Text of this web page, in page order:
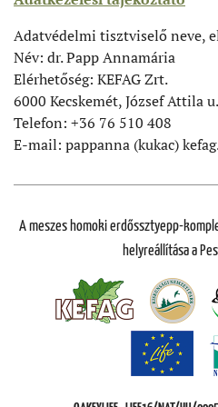
Adatvédelmi tisztviselő neve,
Név: dr. Papp Annamária
Elérhetőség: KEFAG Zrt.
6000 Kecskemét, József Attila
Telefon: +36 76 510 408
E-mail: pappanna (kukac)
A meszes homoki erdőssztyepp-
helyreállítása a